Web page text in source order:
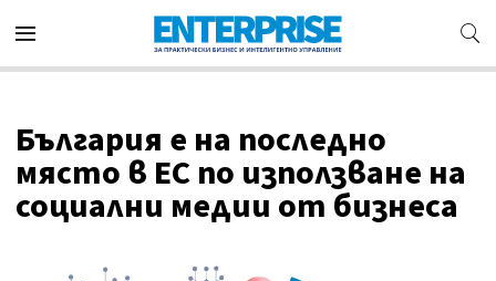
България е на последно
място в ЕС по използване на
социални медии от бизнеса